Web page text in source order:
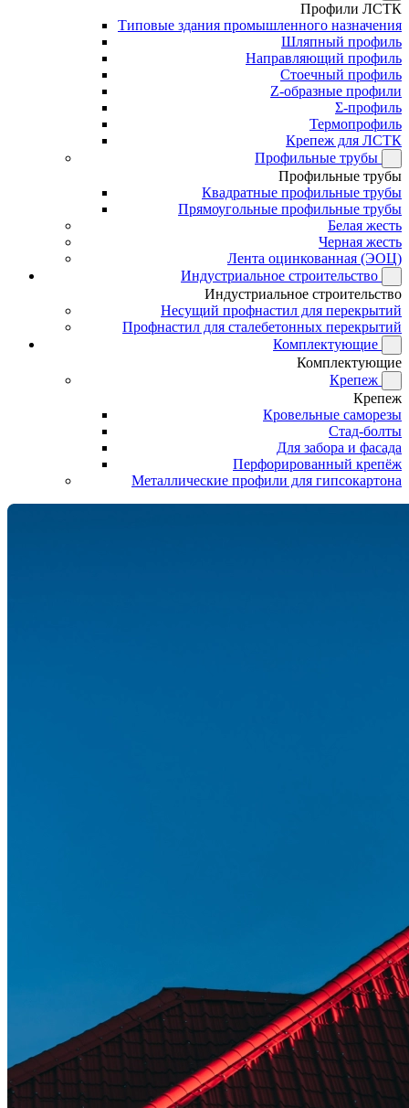
Профили ЛСТК
Типовые здания промышленного назначения
Шляпный профиль
Направляющий профиль
Стоечный профиль
Z-образные профили
Σ-профиль
Термопрофиль
Крепеж для ЛСТК
Профильные трубы
Профильные трубы
Квадратные профильные трубы
Прямоугольные профильные трубы
Белая жесть
Черная жесть
Лента оцинкованная (ЭОЦ)
Индустриальное строительство
Индустриальное строительство
Несущий профнастил для перекрытий
Профнастил для сталебетонных перекрытий
Комплектующие
Комплектующие
Крепеж
Крепеж
Кровельные саморезы
Стад-болты
Для забора и фасада
Перфорированный крепёж
Металлические профили для гипсокартона